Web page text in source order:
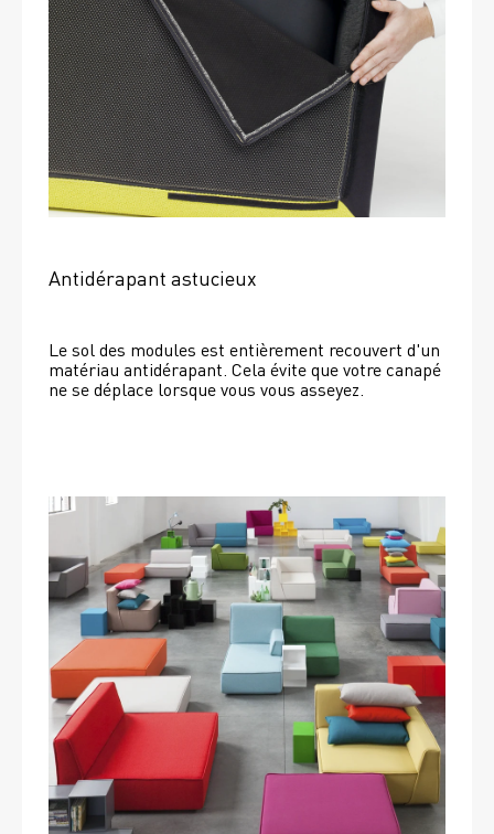
Antidérapant astucieux
Le sol des modules est entièrement recouvert d'un
matériau antidérapant. Cela évite que votre canapé
ne se déplace lorsque vous vous asseyez.